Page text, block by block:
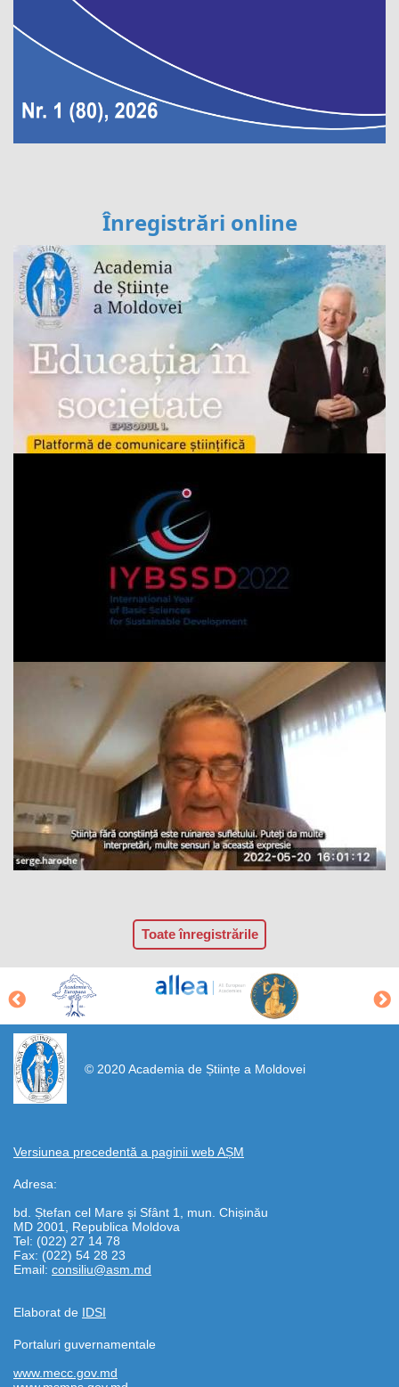
Înregistrări online
Toate înregistrările
© 2020 Academia de Științe a Moldovei
Versiunea precedentă a paginii web AȘM
Adresa:
bd. Ștefan cel Mare și Sfânt 1, mun. Chișinău
MD 2001, Republica Moldova
Tel: (022) 27 14 78
Fax: (022) 54 28 23
Email: consiliu@asm.md
Elaborat de IDSI
https://propletenie.ru/
Portaluri guvernamentale
www.mecc.gov.md